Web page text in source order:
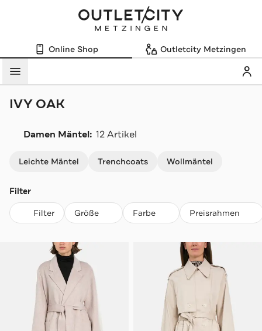
Online Shop Outletcity Metzingen
Menü
IVY OAK
Damen Mäntel: 12 Artikel
Leichte Mäntel Trenchcoats Wollmäntel
Filter
Filter Größe Farbe Preisrahmen